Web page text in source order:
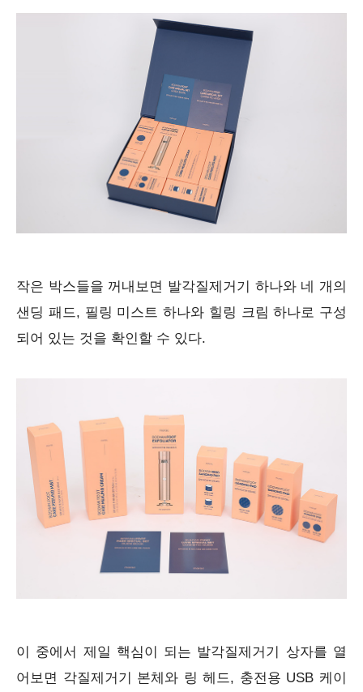
작은 박스들을 꺼내보면 발각질제거기 하나와 네 개의
샌딩 패드, 필링 미스트 하나와 힐링 크림 하나로 구성
되어 있는 것을 확인할 수 있다.
이 중에서 제일 핵심이 되는 발각질제거기 상자를 열
어보면 각질제거기 본체와 링 헤드, 충전용 USB 케이